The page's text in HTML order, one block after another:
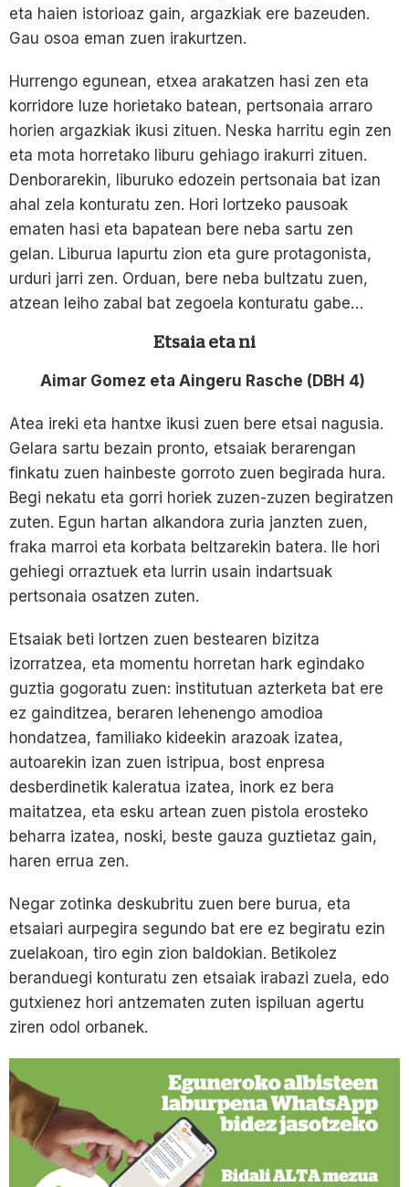
eta haien istorioaz gain, argazkiak ere bazeuden.
Gau osoa eman zuen irakurtzen.
Hurrengo egunean, etxea arakatzen hasi zen eta
korridore luze horietako batean, pertsonaia arraro
horien argazkiak ikusi zituen. Neska harritu egin zen
eta mota horretako liburu gehiago irakurri zituen.
Denborarekin, liburuko edozein pertsonaia bat izan
ahal zela konturatu zen. Hori lortzeko pausoak
ematen hasi eta bapatean bere neba sartu zen
gelan. Liburua lapurtu zion eta gure protagonista,
urduri jarri zen. Orduan, bere neba bultzatu zuen,
atzean leiho zabal bat zegoela konturatu gabe…
Etsaia eta ni
Aimar Gomez eta Aingeru Rasche (DBH 4)
Atea ireki eta hantxe ikusi zuen bere etsai nagusia.
Gelara sartu bezain pronto, etsaiak berarengan
finkatu zuen hainbeste gorroto zuen begirada hura.
Begi nekatu eta gorri horiek zuzen-zuzen begiratzen
zuten. Egun hartan alkandora zuria janzten zuen,
fraka marroi eta korbata beltzarekin batera. Ile hori
gehiegi orraztuek eta lurrin usain indartsuak
pertsonaia osatzen zuten.
Etsaiak beti lortzen zuen bestearen bizitza
izorratzea, eta momentu horretan hark egindako
guztia gogoratu zuen: institutuan azterketa bat ere
ez gainditzea, beraren lehenengo amodioa
hondatzea, familiako kideekin arazoak izatea,
autoarekin izan zuen istripua, bost enpresa
desberdinetik kaleratua izatea, inork ez bera
maitatzea, eta esku artean zuen pistola erosteko
beharra izatea, noski, beste gauza guztietaz gain,
haren errua zen.
Negar zotinka deskubritu zuen bere burua, eta
etsaiari aurpegira segundo bat ere ez begiratu ezin
zuelakoan, tiro egin zion baldokian. Betikolez
beranduegi konturatu zen etsaiak irabazi zuela, edo
gutxienez hori antzematen zuten ispiluan agertu
ziren odol orbanek.